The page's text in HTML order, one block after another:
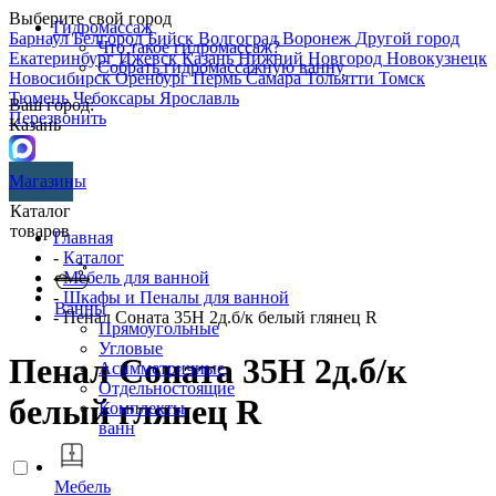
Выберите свой город
БарнаулБелгородБийск ВолгоградВоронеж Другой город
ЕкатеринбургИжевскКазаньНижний Новгород Новокузнецк
НовосибирскОренбургПермьСамараТольятти Томск
ТюменьЧебоксары Ярославль
Перезвонить
Гидромассаж
Что такое гидромассаж?
Собрать гидромассажную ванну
Ваш город:
Казань
Магазины
Каталог
товаров
Ванны
Прямоугольные
Угловые
Асимметричные
Отдельностоящие
Комплекты
ванн
Мебель
Главная
- Каталог
-Мебель для ванной
- Шкафы и Пеналы для ванной
- Пенал Соната 35Н 2д.б/к белый глянец R
Пенал Соната 35Н 2д.б/к
белый глянец R